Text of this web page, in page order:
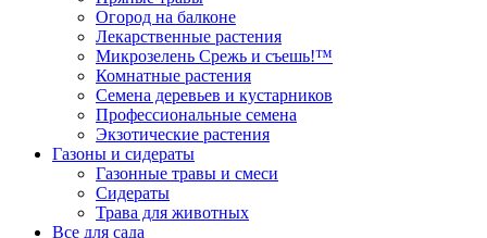
Огород на балконе
Лекарственные растения
Микрозелень Срежь и съешь!™
Комнатные растения
Семена деревьев и кустарников
Профессиональные семена
Экзотические растения
Газоны и сидераты
Газонные травы и смеси
Сидераты
Трава для животных
Все для сада